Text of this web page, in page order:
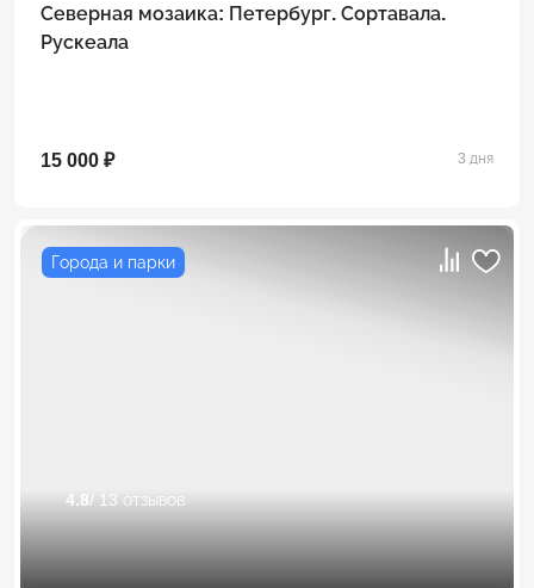
Северная мозаика: Петербург. Сортавала.
Рускеала
15 000 ₽ 3 дня
Города и парки
4.8/ 13 отзывов